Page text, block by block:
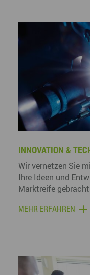
INNOVATION &
Wir vernetzen Sie
Ihre Ideen und
Marktreife
MEHR ERFAHREN